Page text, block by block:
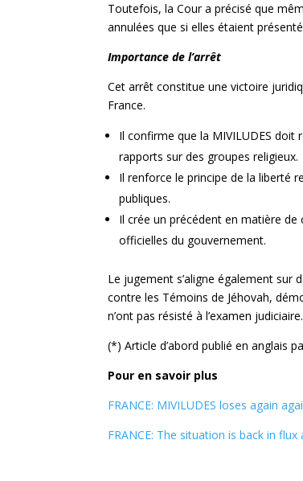
Toutefois, la Cour a précisé que
annulées que si elles étaient
Importance de l’arrêt
Cet arrêt constitue une victoire
France.
Il confirme que la MIVILUDES
rapports sur des groupes religieux.
Il renforce le principe de la liberté
publiques.
Il crée un précédent en matière
officielles du gouvernement.
Le jugement s’aligne également sur
contre les Témoins de Jéhovah,
n’ont pas résisté à l’examen judiciaire.
(*) Article d’abord publié en anglais
Pour en savoir plus
FRANCE: MIVILUDES loses again
FRANCE: The situation is back in